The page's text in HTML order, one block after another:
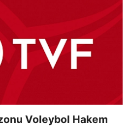
Voleybol Hakem